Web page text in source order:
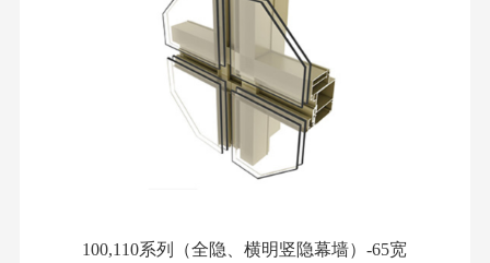
100,110系列（全隐、横明竖隐幕墙）-65宽